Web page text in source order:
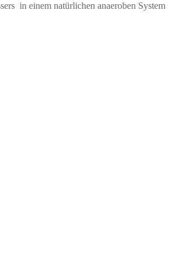
in einem natürlichen anaeroben System